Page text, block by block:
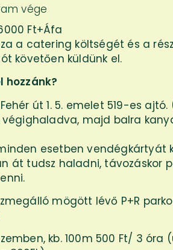
vége
Ft+Áfa
a catering költségét és a
követően küldünk el.
hozzánk?
út 1. 5. emelet 519-es
majd balra
esetben vendégkártyát
át tudsz haladni, távozáskor
mögött lévő P+R
kb. 100m 500 Ft/ 3